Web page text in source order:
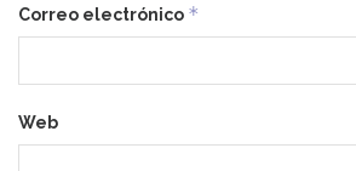
Correo electrónico *
Web